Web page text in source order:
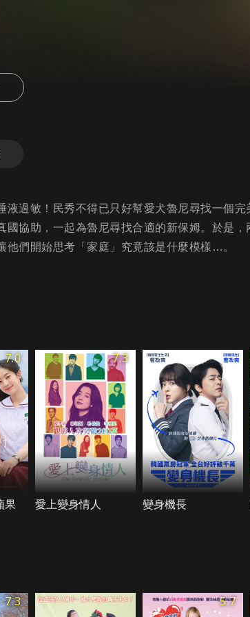
液過敏！民秀不得已只好幫愛犬魯尼尋找一個完
國協助，一起為魯尼尋找合適的新保姆。於是，
他們開始思考「家庭」究竟該是什麼模樣…。
7.0
果
7.3
愛上變身情人 變身機長
7.3 5.7